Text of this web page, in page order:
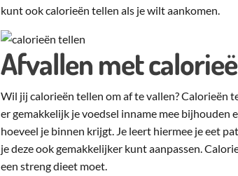
kunt ook calorieën tellen als je wilt aankomen.
Afvallen met
Wil jij calorieën tellen om af te vallen? Calorieën
er gemakkelijk je voedsel inname mee
hoeveel je binnen krijgt. Je leert hiermee je eet
je deze ook gemakkelijker kunt aanpassen.
een streng dieet moet.